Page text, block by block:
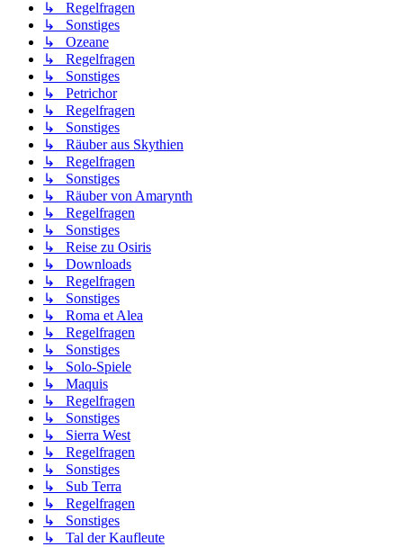
↳ Regelfragen
↳ Sonstiges
↳ Ozeane
↳ Regelfragen
↳ Sonstiges
↳ Petrichor
↳ Regelfragen
↳ Sonstiges
↳ Räuber aus Skythien
↳ Regelfragen
↳ Sonstiges
↳ Räuber von Amarynth
↳ Regelfragen
↳ Sonstiges
↳ Reise zu Osiris
↳ Downloads
↳ Regelfragen
↳ Sonstiges
↳ Roma et Alea
↳ Regelfragen
↳ Sonstiges
↳ Solo-Spiele
↳ Maquis
↳ Regelfragen
↳ Sonstiges
↳ Sierra West
↳ Regelfragen
↳ Sonstiges
↳ Sub Terra
↳ Regelfragen
↳ Sonstiges
↳ Tal der Kaufleute